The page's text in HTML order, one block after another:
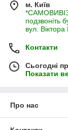
м. Київ
подзвоніть
вул.
Контакти
Сьогодні
Показати
Про нас